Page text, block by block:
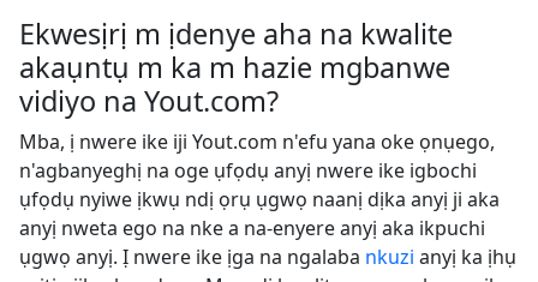
Ekwesịrị m ịdenye aha na kwalite
akaụntụ m ka m hazie mgbanwe
vidiyo na Yout.com?
Mba, ị nwere ike iji Yout.com n'efu yana oke ọnụego,
n'agbanyeghị na oge ụfọdụ anyị nwere ike igbochi
ụfọdụ nyiwe ịkwụ ndị ọrụ ụgwọ naanị dịka anyị ji aka
anyị nweta ego na nke a na-enyere anyị aka ikpuchi
ụgwọ anyị. Ị nwere ike ịga na ngalaba nkuzi anyị ka ịhụ